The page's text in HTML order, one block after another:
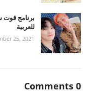
للعربية
25, 2021
0 Comments